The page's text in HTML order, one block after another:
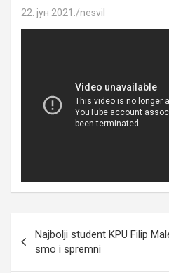
22. јун 2021. nesvil
чланка
Najbolji student KPU Filip
smo i spremni